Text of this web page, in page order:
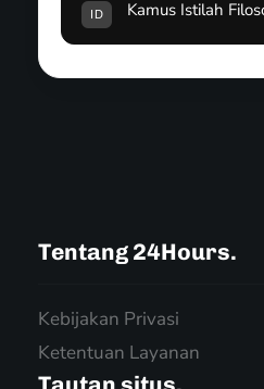
ID Kamus Istilah
Tentang 24Hours.
Kebijakan Privasi
Ketentuan Layanan